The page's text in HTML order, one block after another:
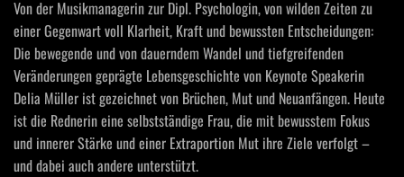
Von der Musikmanagerin zur Dipl. Psychologin, von wilden Zeiten zu
einer Gegenwart voll Klarheit, Kraft und bewussten Entscheidungen:
Die bewegende und von dauerndem Wandel und tiefgreifenden
Veränderungen geprägte Lebensgeschichte von Keynote Speakerin
Delia Müller ist gezeichnet von Brüchen, Mut und Neuanfängen. Heute
ist die Rednerin eine selbstständige Frau, die mit bewusstem Fokus
und innerer Stärke und einer Extraportion Mut ihre Ziele verfolgt –
und dabei auch andere unterstützt.